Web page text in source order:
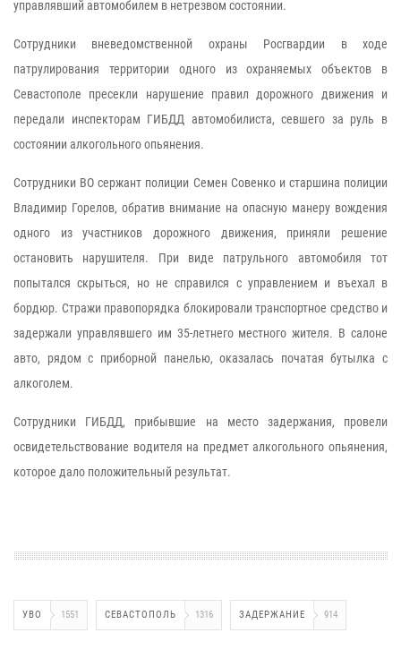
управлявший автомобилем в нетрезвом состоянии.
Сотрудники вневедомственной охраны Росгвардии в ходе
патрулирования территории одного из охраняемых объектов в
Севастополе пресекли нарушение правил дорожного движения и
передали инспекторам ГИБДД автомобилиста, севшего за руль в
состоянии алкогольного опьянения.
Сотрудники ВО сержант полиции Семен Совенко и старшина полиции
Владимир Горелов, обратив внимание на опасную манеру вождения
одного из участников дорожного движения, приняли решение
остановить нарушителя. При виде патрульного автомобиля тот
попытался скрыться, но не справился с управлением и въехал в
бордюр. Стражи правопорядка блокировали транспортное средство и
задержали управлявшего им 35-летнего местного жителя. В салоне
авто, рядом с приборной панелью, оказалась початая бутылка с
алкоголем.
Сотрудники ГИБДД, прибывшие на место задержания, провели
освидетельствование водителя на предмет алкогольного опьянения,
которое дало положительный результат.
УВО 1551 СЕВАСТОПОЛЬ 1316 ЗАДЕРЖАНИЕ 914